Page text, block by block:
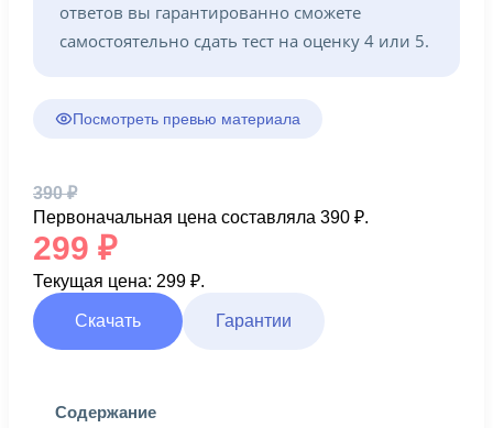
ответов вы гарантированно сможете
самостоятельно сдать тест на оценку 4 или 5.
Посмотреть превью материала
390₽
Первоначальная цена составляла 390 ₽.
299 ₽
Текущая цена: 299 ₽.
Скачать Гарантии
Содержание